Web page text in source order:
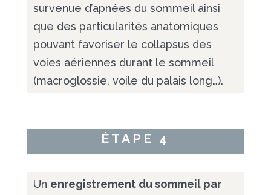
survenue d’apnées du sommeil ainsi
que des particularités anatomiques
pouvant favoriser le collapsus des
voies aériennes durant le sommeil
(macroglossie, voile du palais long…).
ÉTAPE 4
Un enregistrement du sommeil par